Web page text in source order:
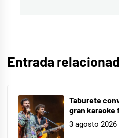
selena
blackpink
Entrada
Taburete
gran karaoke
3 agosto 2026